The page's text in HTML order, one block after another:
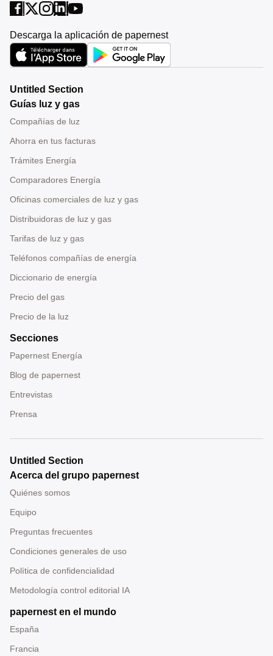
Descarga la aplicación de papernest
Untitled Section
Guías luz y gas
Compañías de luz
Ahorra en tus facturas
Trámites Energía
Comparadores Energía
Oficinas comerciales de luz y gas
Distribuidoras de luz y gas
Tarifas de luz y gas
Teléfonos compañías de energía
Diccionario de energía
Precio del gas
Precio de la luz
Secciones
Papernest Energía
Blog de papernest
Entrevistas
Prensa
Untitled Section
Acerca del grupo papernest
Quiénes somos
Equipo
Preguntas frecuentes
Condiciones generales de uso
Política de confidencialidad
Metodología control editorial IA
papernest en el mundo
España
Francia